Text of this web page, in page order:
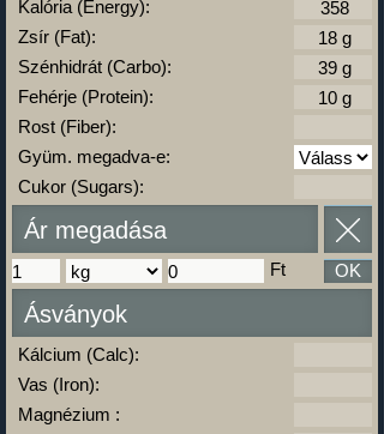
Kalória (Energy):
Zsír (Fat):
Szénhidrát (Carbo):
Fehérje (Protein):
Rost (Fiber):
Gyüm. megadva-e:
Cukor (Sugars):
Ár megadása
Ft OK
Ásványok
Kálcium (Calc):
Vas (Iron):
Magnézium :